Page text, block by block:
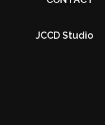
JCCD Studio